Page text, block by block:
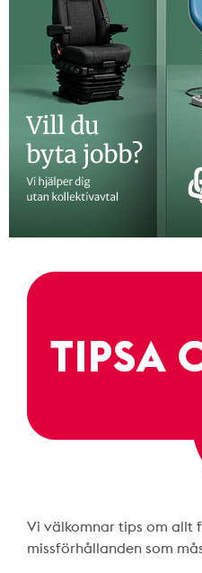
Vi välkomnar tips om allt
missförhållanden som